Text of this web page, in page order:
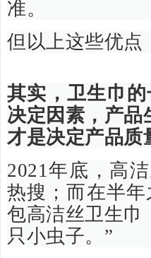
准。
但以上这些优点
其实，卫生巾
决定因素，产品
才是决定产品质
2021年底，高
热搜；而在半
包高洁丝卫生巾
只小虫子。”